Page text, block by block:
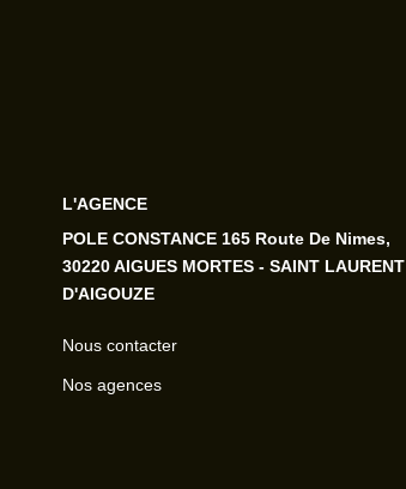
L'AGENCE
POLE CONSTANCE 165 Route De Nimes,
30220 AIGUES MORTES - SAINT LAURENT
D'AIGOUZE
Nous contacter
Nos agences